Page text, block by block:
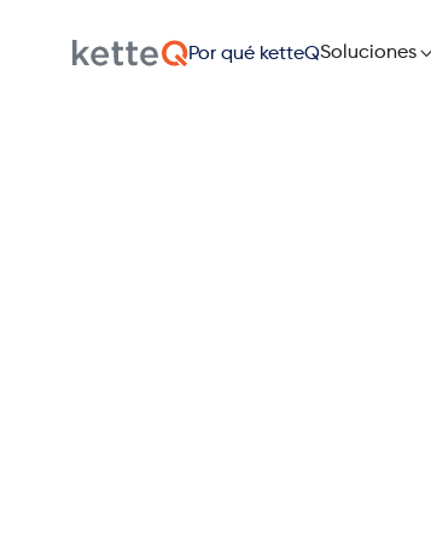
Por qué ketteQSoluciones